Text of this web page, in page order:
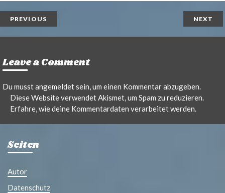
PREVIOUS NEXT
Leave a Comment
Du musstangemeldetsein, um einen Kommentar abzugeben.
Diese Website verwendet Akismet, um Spam zu reduzieren.
Erfahre, wie deine Kommentardaten verarbeitet werden.
Seiten
Autor
Datenschutz